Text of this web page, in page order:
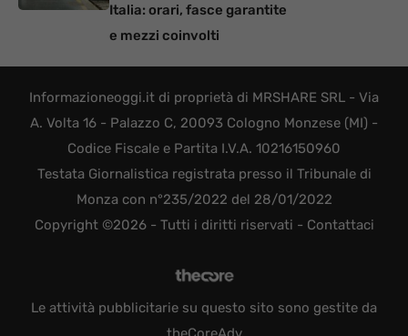
Italia: orari, fasce garantite
e mezzi coinvolti
Informazioneoggi.it di proprietà di MRSHARE SRL - Via
A. Volta 16 - Palazzo C, 20093 Cologno Monzese (MI) -
Codice Fiscale e Partita I.V.A. 10216150960
Testata Giornalistica registrata presso il Tribunale di
Monza con n°235/2022 del 28/01/2022
Copyright ©2026 - Tutti i diritti riservati - Contattaci
Le attività pubblicitarie su questo sito sono gestite da